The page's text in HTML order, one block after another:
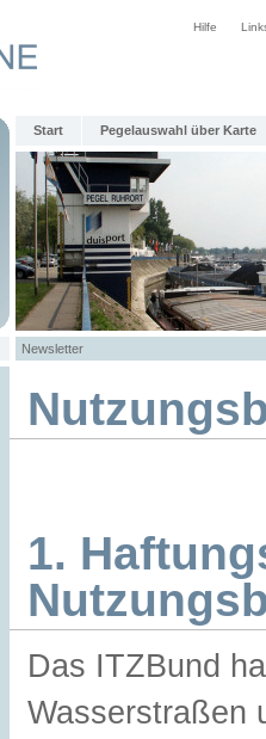
Hilfe
Start Pegelauswahl über Karte
Newsletter
1.
Das ITZBund
Wasserstraßen